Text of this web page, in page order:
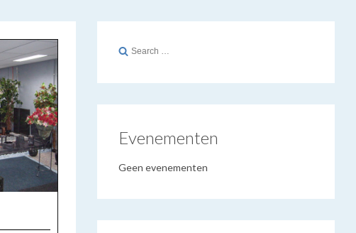
Search
Evenementen
Geen evenementen